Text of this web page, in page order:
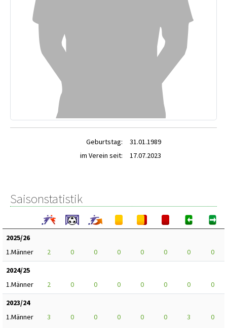
Geburtstag:
31.01.1989
im Verein seit:
17.07.2023
Saisonstatistik
2025/26
1.Männer
2 0 0 0 0 0 0
0
2024/25
1.Männer
2 0 0 0 0 0 0
0
2023/24
1.Männer
3 0 0 0 0 0 3
0